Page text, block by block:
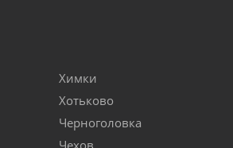
Химки
Хотьково
Черноголовка